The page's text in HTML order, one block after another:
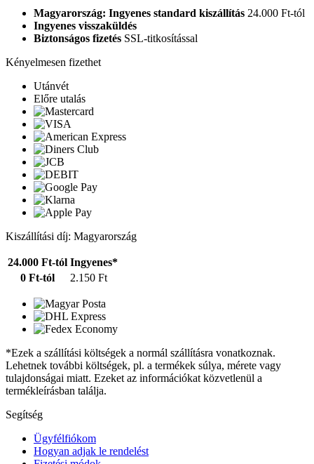
Magyarország: Ingyenes standard kiszállítás 24.000 Ft-tól
Ingyenes visszaküldés
Biztonságos fizetés SSL-titkosítással
Kényelmesen fizethet
Utánvét
Előre utalás
Kiszállítási díj: Magyarország
24.000 Ft-tól Ingyenes*
0 Ft-tól
2.150 Ft
*Ezek a szállítási költségek a normál szállításra vonatkoznak.
Lehetnek további költségek, pl. a termékek súlya, mérete vagy
tulajdonságai miatt. Ezeket az információkat közvetlenül a
termékleírásban találja.
Segítség
Ügyfélfiókom
Hogyan adjak le rendelést